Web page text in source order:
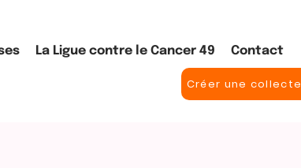
La Ligue contre le Cancer 49 Contact
Créer une collecte